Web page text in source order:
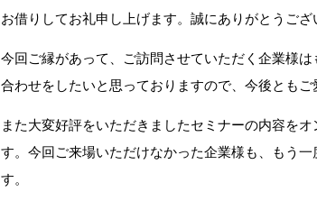
お借りしてお礼申し上げます。誠にありがとうござ
今回ご縁があって、ご訪問させていただく企業様
合わせをしたいと思っておりますので、今後とも
また大変好評をいただきましたセミナーの内容を
す。今回ご来場いただけなかった企業様も、もう
す。